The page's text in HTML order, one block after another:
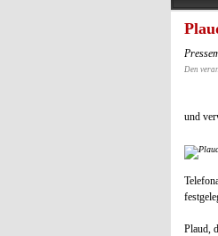
Den
und
Plaud,